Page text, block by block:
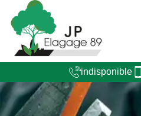
indisponible